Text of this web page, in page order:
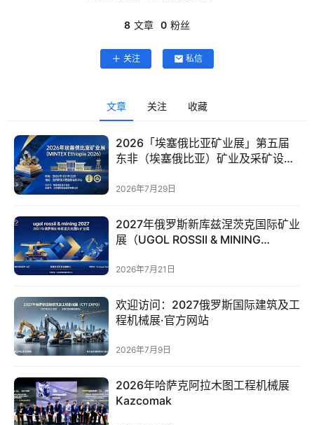
电
商
产
业
电
商
域
电
商
电
商
服
登录 注册
8 文章 0 粉丝
关注 私信
文章 关注 收藏
2026「埃塞俄比亚矿业展」第五届
东非（埃塞俄比亚）矿业及采矿设备
定】
2026年7月29日
2027年俄罗斯新库兹涅茨克国际矿业
展（UGOL ROSSII & MINING
2026年7月21日
欢迎访问：2027俄罗斯国际建筑及工
程机械展·官方网站
2026年7月9日
2026年哈萨克阿拉木图工程机械展
Kazcomak